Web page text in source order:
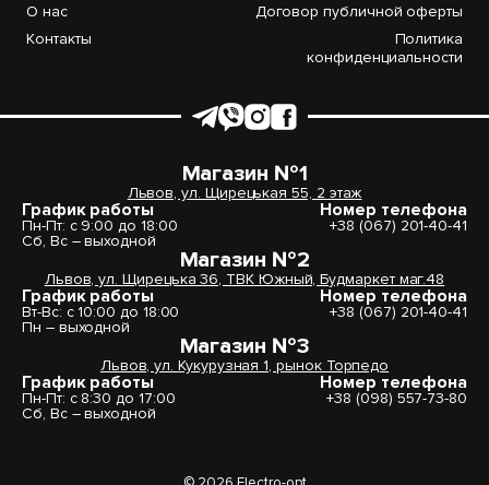
О нас
Контакты
Договор публичной оферты
Политика
конфиденциальности
Магазин №1
Львов, ул. Щирецькая 55, 2 этаж
График работы
Пн-Пт: с 9:00 до 18:00
Сб, Вс – выходной
Номер телефона
+38 (067) 201-40-41
Магазин №2
Львов, ул. Щирецька 36, ТВК Южный, Будмаркет маг.48
График работы
Вт-Вс: с 10:00 до 18:00
Пн – выходной
Номер телефона
+38 (067) 201-40-41
Магазин №3
Львов, ул. Кукурузная 1, рынок Торпедо
График работы
Пн-Пт: с 8:30 до 17:00
Сб, Вс – выходной
Номер телефона
+38 (098) 557-73-80